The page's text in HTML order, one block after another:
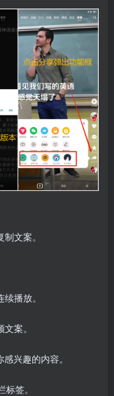
文案。
播放。
案。
兴趣的内容。
签。